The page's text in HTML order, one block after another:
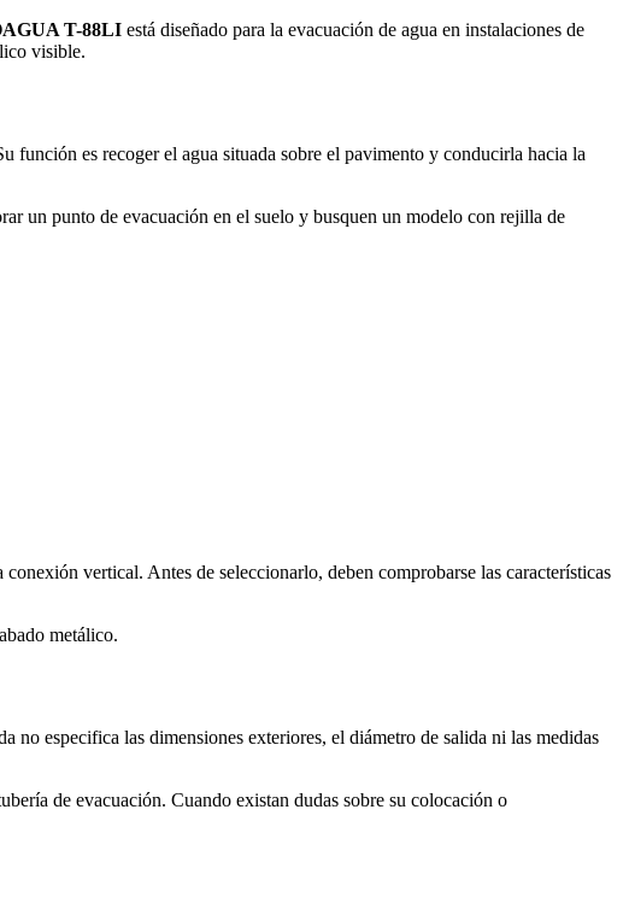
T-88LI está diseñado para la evacuación de agua en instalaciones de
visible.
es recoger el agua situada sobre el pavimento y conducirla hacia la
un punto de evacuación en el suelo y busquen un modelo con rejilla de
vertical. Antes de seleccionarlo, deben comprobarse las características
metálico.
especifica las dimensiones exteriores, el diámetro de salida ni las medidas
de evacuación. Cuando existan dudas sobre su colocación o